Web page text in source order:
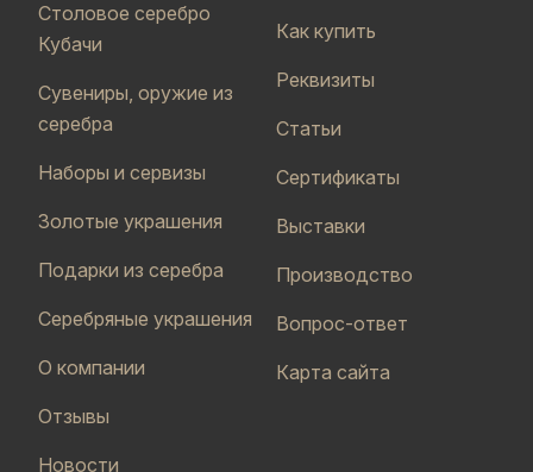
Столовое серебро
Кубачи
Сувениры, оружие из
серебра
Наборы и сервизы
Золотые украшения
Подарки из серебра
Серебряные украшения
О компании
Отзывы
Новости
Как купить
Реквизиты
Статьи
Сертификаты
Выставки
Производство
Вопрос-ответ
Карта сайта